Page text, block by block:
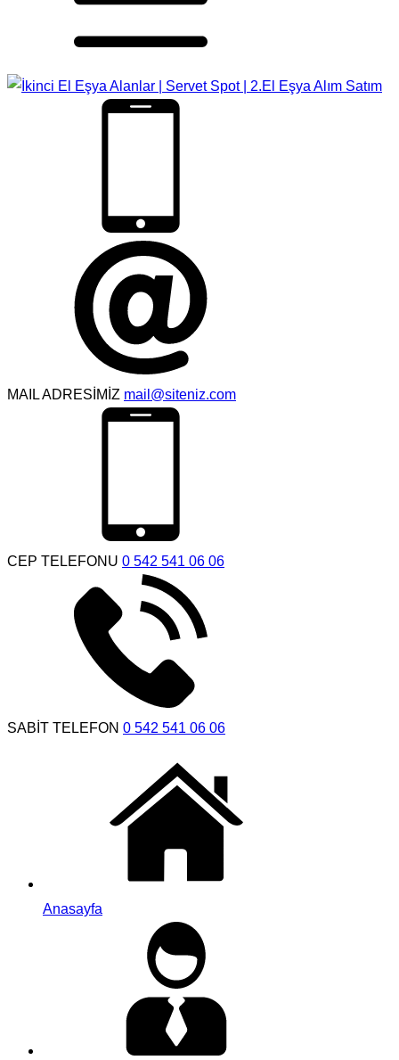
MAIL ADRESİMİZ mail@siteniz.com
CEP TELEFONU 0 542 541 06 06
SABİT TELEFON 0 542 541 06 06
Anasayfa